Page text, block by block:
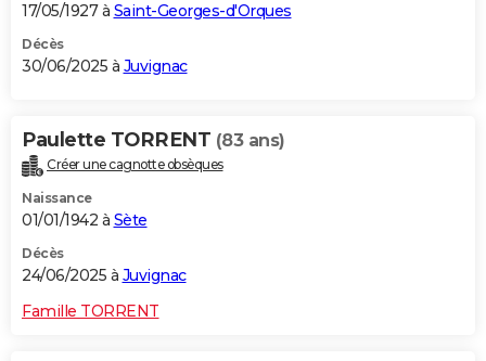
17/05/1927 à Saint-Georges-d'Orques
Décès
30/06/2025 à Juvignac
Paulette TORRENT (83 ans)
Créer une cagnotte obsèques
Naissance
01/01/1942 à Sète
Décès
24/06/2025 à Juvignac
Famille TORRENT